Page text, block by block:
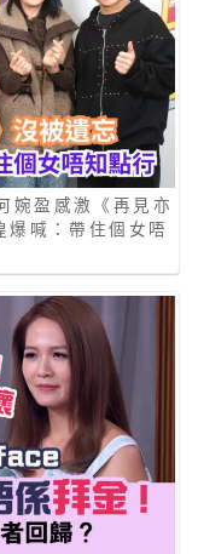
婉盈感激《再見亦
爆喊：帶住個女唔